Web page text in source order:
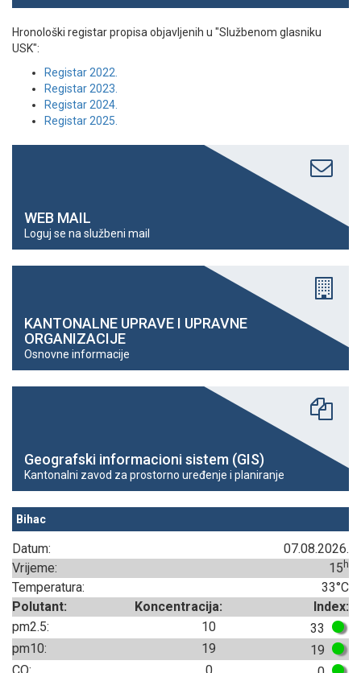
Hronološki registar propisa objavljenih u "Službenom glasniku
USK":
Registar 2022.
Registar 2023.
Registar 2024.
Registar 2025.
WEB MAIL
Loguj se na službeni mail
KANTONALNE UPRAVE I UPRAVNE
ORGANIZACIJE
Osnovne informacije
Geografski informacioni sistem (GIS)
Kantonalni zavod za prostorno uređenje i planiranje
Bihac
Datum:
07.08.2026.
Vrijeme:
15 h
Temperatura:
33°C
Polutant:
Koncentracija:
Index:
pm2.5:
10
33
pm10:
19
19